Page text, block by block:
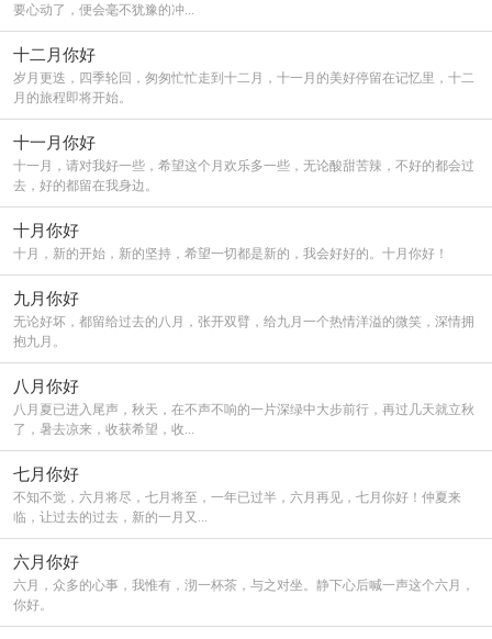
要心动了，便会毫不犹豫的冲...
十二月你好
岁月更迭，四季轮回，匆匆忙忙走到十二月，十一月的美好停留在记忆里，十二
月的旅程即将开始。
十一月你好
十一月，请对我好一些，希望这个月欢乐多一些，无论酸甜苦辣，不好的都会过
去，好的都留在我身边。
十月你好
十月，新的开始，新的坚持，希望一切都是新的，我会好好的。十月你好！
九月你好
无论好坏，都留给过去的八月，张开双臂，给九月一个热情洋溢的微笑，深情拥
抱九月。
八月你好
八月夏已进入尾声，秋天，在不声不响的一片深绿中大步前行，再过几天就立秋
了，暑去凉来，收获希望，收...
七月你好
不知不觉，六月将尽，七月将至，一年已过半，六月再见，七月你好！仲夏来
临，让过去的过去，新的一月又...
六月你好
六月，众多的心事，我惟有，沏一杯茶，与之对坐。静下心后喊一声这个六月，
你好。